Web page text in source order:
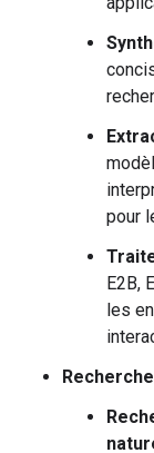
pour
E2B,
les